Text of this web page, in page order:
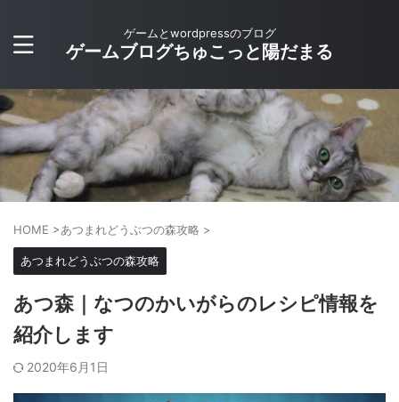
ゲームとwordpressのブログ
ゲームブログちゅこっと陽だまる
HOME >あつまれどうぶつの森攻略 >
あつまれどうぶつの森攻略
あつ森｜なつのかいがらのレシピ情報を
紹介します
2020年6月1日